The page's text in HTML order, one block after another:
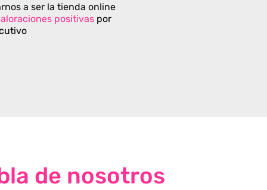
a ser la tienda online
positivas por
de nosotros